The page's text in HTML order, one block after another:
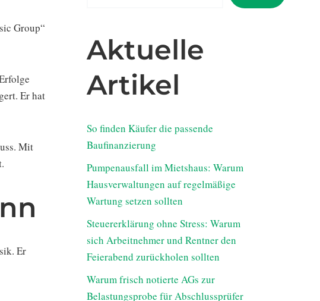
Group“
Er hat
Mit
Er
Aktuelle
Artikel
So finden Käufer die passende
Baufinanzierung
Pumpenausfall im Mietshaus: Warum
Hausverwaltungen auf regelmäßige
Wartung setzen sollten
Steuererklärung ohne Stress: Warum
sich Arbeitnehmer und Rentner den
Feierabend zurückholen sollten
Warum frisch notierte AGs zur
Belastungsprobe für Abschlussprüfer